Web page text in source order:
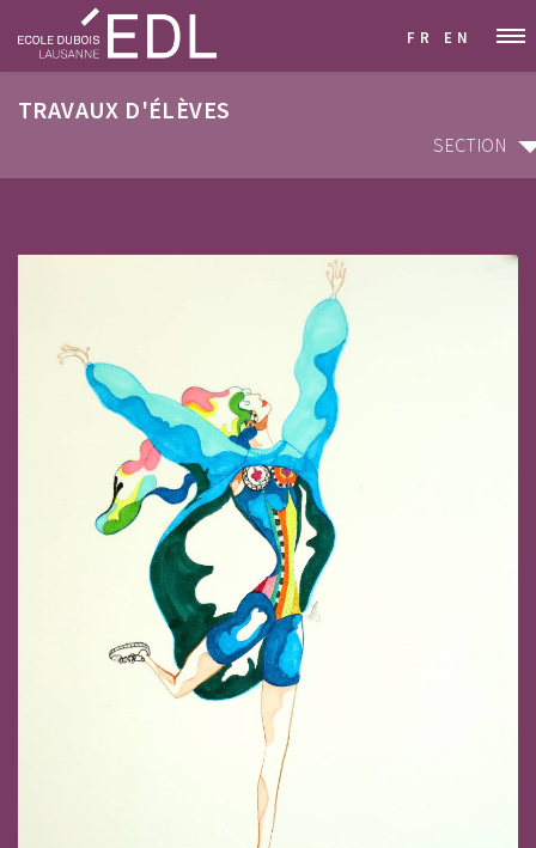
FR EN
TRAVAUX D'ÉLÈVES
SECTION
SECTION
GRAPHISME & COMMUNICATION VISUELLE
STYLISME & MODÉLISME
DESIGN INDUSTRIEL & MOBILIER